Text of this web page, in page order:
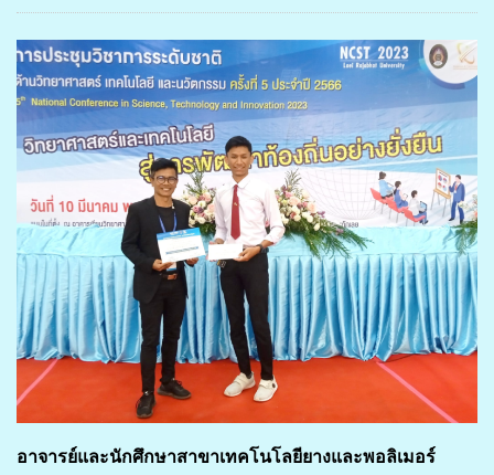
อาจารย์และนักศึกษาสาขาเทคโนโลยียางและพอลิเมอร์